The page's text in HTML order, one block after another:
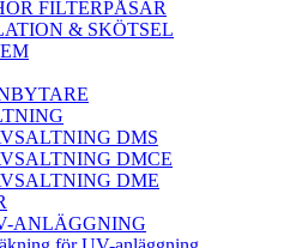
FILTERPÅSAR
& SKÖTSEL
DMS
DMCE
DME
ANLÄGGNING